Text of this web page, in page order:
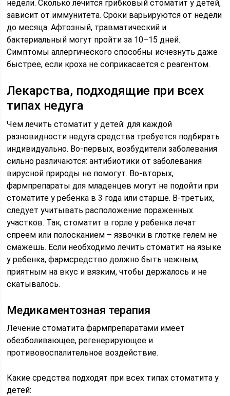
недели. Сколько лечится грибковый стоматит у детей,
зависит от иммунитета. Сроки варьируются от недели
до месяца. Афтозный, травматический и
бактериальный могут пройти за 10–15 дней.
Симптомы аллергического способны исчезнуть даже
быстрее, если кроха не соприкасается с реагентом.
Лекарства, подходящие при всех
типах недуга
Чем лечить стоматит у детей: для каждой
разновидности недуга средства требуется подбирать
индивидуально. Во-первых, возбудители заболевания
сильно различаются: антибиотики от заболевания
вирусной природы не помогут. Во-вторых,
фармпрепараты для младенцев могут не подойти при
стоматите у ребенка в 3 года или старше. В-третьих,
следует учитывать расположение пораженных
участков. Так, стоматит в горле у ребенка лечат
спреем или полосканием – язвочки в глотке гелем не
смажешь. Если необходимо лечить стоматит на языке
у ребенка, фармсредство должно быть нежным,
приятным на вкус и вязким, чтобы держалось и не
скатывалось.
Медикаментозная терапия
Лечение стоматита фармпрепаратами имеет
обезболивающее, регенерирующее и
противовоспалительное воздействие.
Какие средства подходят при всех типах стоматита у
детей: